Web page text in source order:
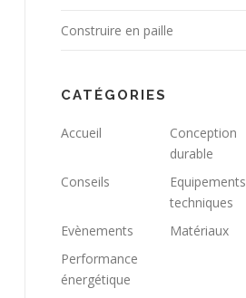
Construire en paille
CATÉGORIES
Accueil
Conception
durable
Conseils
Equipements
techniques
Evènements
Matériaux
Performance
énergétique